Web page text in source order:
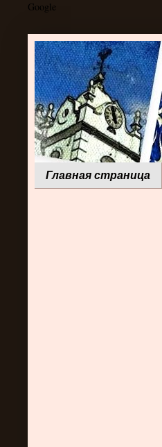
Google
Главная страница